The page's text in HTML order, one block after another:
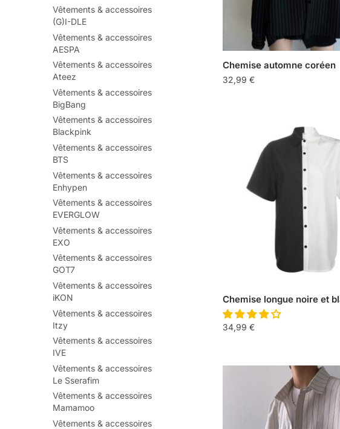
Chemise automne coréen
32,99 €
Chemise longue noire et
34,99 €
Vêtements & accessoires
(G)I-DLE
Vêtements & accessoires
AESPA
Vêtements & accessoires
Ateez
Vêtements & accessoires
BigBang
Vêtements & accessoires
Blackpink
Vêtements & accessoires
BTS
Vêtements & accessoires
Enhypen
Vêtements & accessoires
EVERGLOW
Vêtements & accessoires
EXO
Vêtements & accessoires
GOT7
Vêtements & accessoires
iKON
Vêtements & accessoires
Itzy
Vêtements & accessoires
IVE
Vêtements & accessoires
Le Sserafim
Vêtements & accessoires
Mamamoo
Vêtements & accessoires